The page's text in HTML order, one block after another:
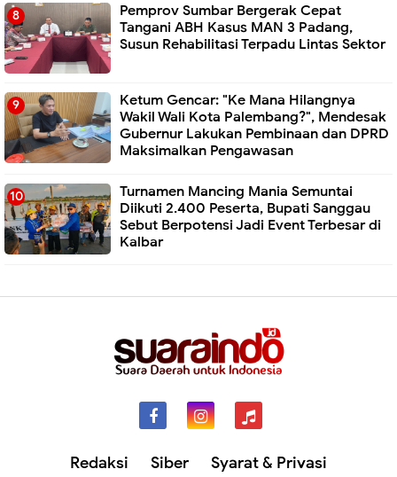
Pemprov Sumbar Bergerak Cepat
Tangani ABH Kasus MAN 3 Padang,
Susun Rehabilitasi Terpadu Lintas Sektor
Ketum Gencar: "Ke Mana Hilangnya
Wakil Wali Kota Palembang?", Mendesak
Gubernur Lakukan Pembinaan dan DPRD
Maksimalkan Pengawasan
Turnamen Mancing Mania Semuntai
Diikuti 2.400 Peserta, Bupati Sanggau
Sebut Berpotensi Jadi Event Terbesar di
Kalbar
Redaksi Siber Syarat & Privasi